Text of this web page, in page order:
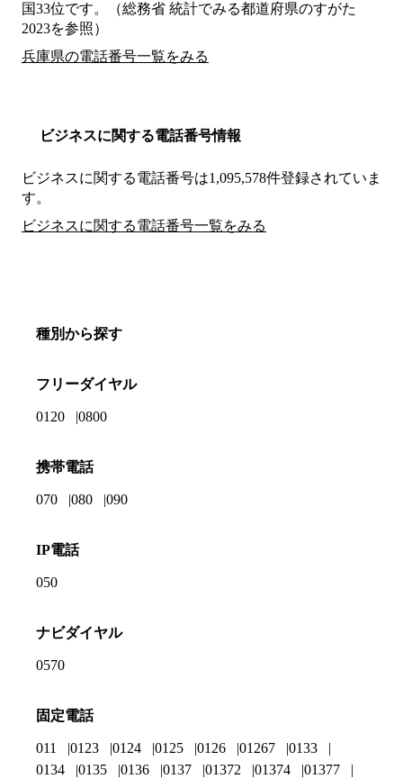
国33位です。（総務省 統計でみる都道府県のすがた
2023を参照）
兵庫県の電話番号一覧をみる
ビジネスに関する電話番号情報
ビジネスに関する電話番号は1,095,578件登録されていま
す。
ビジネスに関する電話番号一覧をみる
種別から探す
フリーダイヤル
0120 0800
携帯電話
070 080 090
IP電話
050
ナビダイヤル
0570
固定電話
011 0123 0124 0125 0126 01267
0133
0134
0135 0136 0137 01372 01374
01377